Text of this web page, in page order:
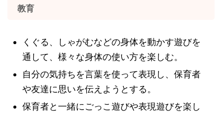
教育
くぐる、しゃがむなどの身体を動かす遊びを
通して、様々な身体の使い方を楽しむ。
自分の気持ちを言葉を使って表現し、保育者
や友達に思いを伝えようとする。
保育者と一緒にごっこ遊びや表現遊びを楽し